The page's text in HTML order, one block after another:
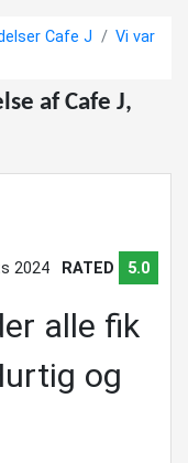
Cafe J
Vi var
af Cafe J,
2024 RATED 5.0
alle fik
og